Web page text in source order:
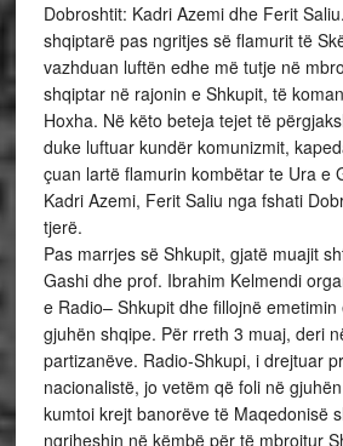
Dobroshtit: Kadri Azemi dhe Ferit
shqiptarë pas ngritjes së flamurit të
vazhduan luftën edhe më tutje në
shqiptar në rajonin e Shkupit, të
Hoxha. Në këto beteja tejet të
duke luftuar kundër komunizmit,
çuan lartë flamurin kombëtar te Ura e
Kadri Azemi, Ferit Saliu nga fshati
tjerë.
Pas marrjes së Shkupit, gjatë muajit
Gashi dhe prof. Ibrahim Kelmendi
e Radio– Shkupit dhe fillojnë
gjuhën shqipe. Për rreth 3 muaj, deri
partizanëve. Radio-Shkupi, i drejtuar
nacionalistë, jo vetëm që foli në
kumtoi krejt banorëve të Maqedonisë
ngriheshin në këmbë për të mbrojtur